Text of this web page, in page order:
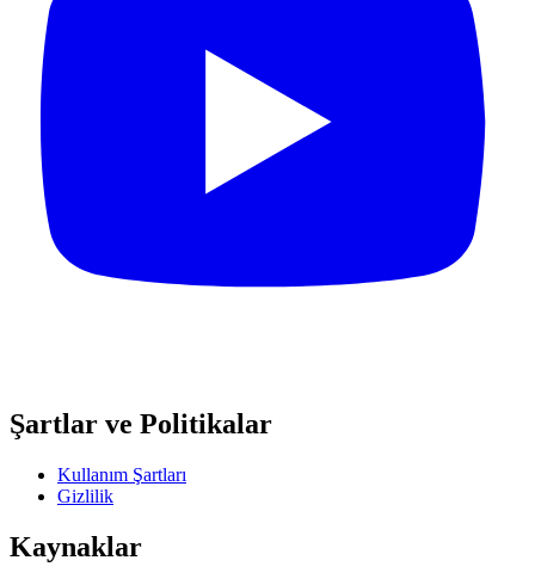
Şartlar ve Politikalar
Kullanım Şartları
Gizlilik
Kaynaklar